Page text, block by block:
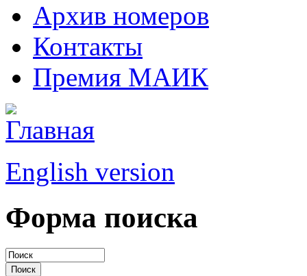
Архив номеров
Контакты
Премия МАИК
English version
Форма поиска